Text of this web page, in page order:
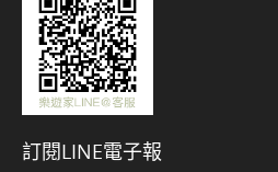
訂閱LINE電子報